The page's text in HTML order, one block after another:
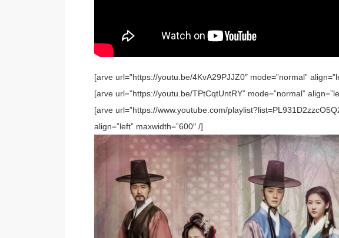
[arve url=”https://youtu.be/4KvA29PJJZ0″ mode=”normal”
[arve url=”https://youtu.be/TPtCqtUntRY” mode=”normal”
[arve url=”https://www.youtube.com/
align=”left” maxwidth=”600″ /]